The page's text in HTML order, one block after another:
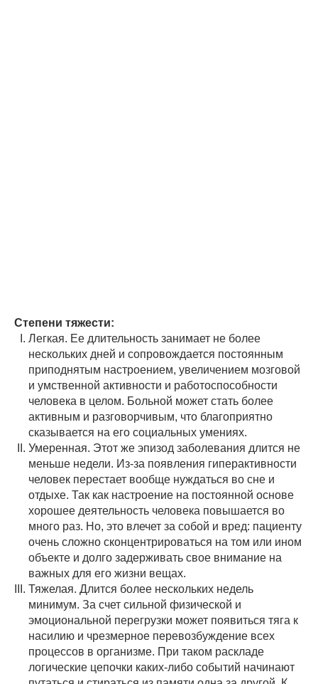
Степени тяжести:
Легкая. Ее длительность занимает не более
нескольких дней и сопровождается постоянным
приподнятым настроением, увеличением мозговой
и умственной активности и работоспособности
человека в целом. Больной может стать более
активным и разговорчивым, что благоприятно
сказывается на его социальных умениях.
Умеренная. Этот же эпизод заболевания длится не
меньше недели. Из-за появления гиперактивности
человек перестает вообще нуждаться во сне и
отдыхе. Так как настроение на постоянной основе
хорошее деятельность человека повышается во
много раз. Но, это влечет за собой и вред: пациенту
очень сложно сконцентрироваться на том или ином
объекте и долго задерживать свое внимание на
важных для его жизни вещах.
Тяжелая. Длится более нескольких недель
минимум. За счет сильной физической и
эмоциональной перегрузки может появиться тяга к
насилию и чрезмерное перевозбуждение всех
процессов в организме. При таком раскладе
логические цепочки каких-либо событий начинают